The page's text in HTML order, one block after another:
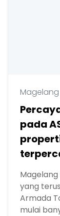
Magelang
pada
yang
Armada
mulai